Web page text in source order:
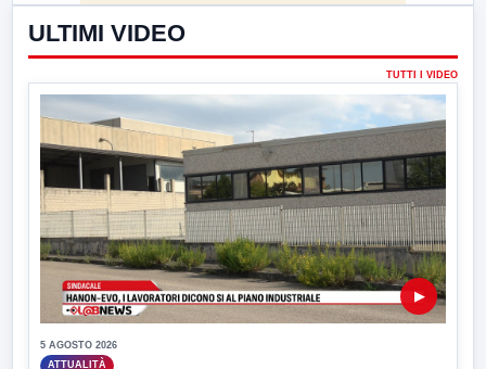
ULTIMI VIDEO
TUTTI I VIDEO
▶
5 AGOSTO 2026
ATTUALITÀ